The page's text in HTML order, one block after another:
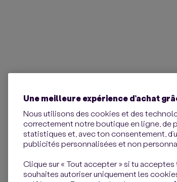
Une meilleure expérience d’achat
Nous utilisons des cookies et des
correctement notre boutique en ligne, de
statistiques et, avec ton consentement,
publicités personnalisées et non
Clique sur « Tout accepter » si tu
souhaites autoriser uniquement les